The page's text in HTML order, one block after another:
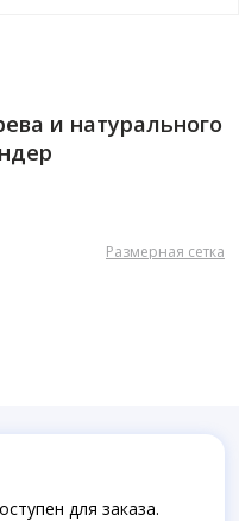
и натурального
Размерная сетка
для заказа.